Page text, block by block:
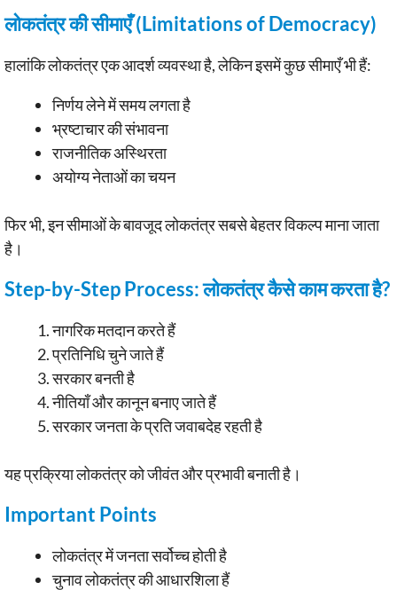
लोकतंत्र की सीमाएँ (Limitations of Democracy)
हालांकि लोकतंत्र एक आदर्श व्यवस्था है, लेकिन इसमें कुछ सीमाएँ भी हैं:
निर्णय लेने में समय लगता है
भ्रष्टाचार की संभावना
राजनीतिक अस्थिरता
अयोग्य नेताओं का चयन
फिर भी, इन सीमाओं के बावजूद लोकतंत्र सबसे बेहतर विकल्प माना जाता
है।
Step-by-Step Process: लोकतंत्र कैसे काम करता है?
नागरिक मतदान करते हैं
प्रतिनिधि चुने जाते हैं
सरकार बनती है
नीतियाँ और कानून बनाए जाते हैं
सरकार जनता के प्रति जवाबदेह रहती है
यह प्रक्रिया लोकतंत्र को जीवंत और प्रभावी बनाती है।
Important Points
लोकतंत्र में जनता सर्वोच्च होती है
चुनाव लोकतंत्र की आधारशिला हैं